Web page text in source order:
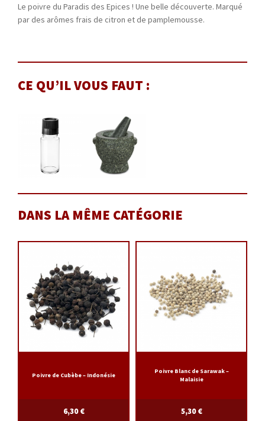
Le poivre du Paradis des Epices ! Une belle découverte. Marqué
par des arômes frais de citron et de pamplemousse.
CE QU’IL VOUS FAUT :
DANS LA MÊME CATÉGORIE
Poivre de Cubèbe – Indonésie
6,30€
Poivre Blanc de Sarawak –
Malaisie
5,30€